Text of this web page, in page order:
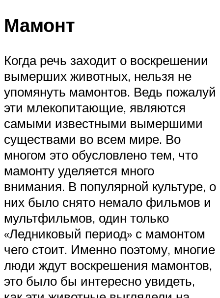
Мамонт
Когда речь заходит о воскрешении
вымерших животных, нельзя не
упомянуть мамонтов. Ведь пожалуй
эти млекопитающие, являются
самыми известными вымершими
существами во всем мире. Во
многом это обусловлено тем, что
мамонту уделяется много
внимания. В популярной культуре, о
них было снято немало фильмов и
мультфильмов, один только
«Ледниковый период» с мамонтом
чего стоит. Именно поэтому, многие
люди ждут воскрешения мамонтов,
это было бы интересно увидеть,